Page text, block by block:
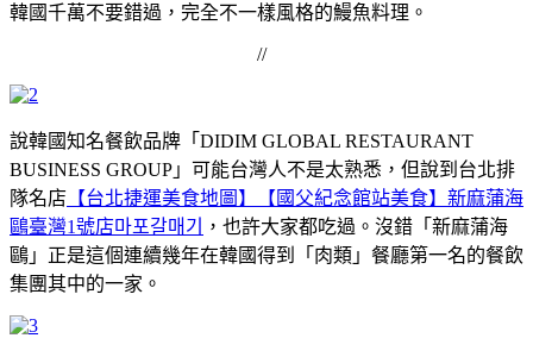
韓國千萬不要錯過，完全不一樣風格的鰻魚料理。
//
說韓國知名餐飲品牌「DIDIM GLOBAL RESTAURANT
BUSINESS GROUP」可能台灣人不是太熟悉，但說到台北排
隊名店 【台北捷運美食地圖】【國父紀念館站美食】新麻蒲海
鷗臺灣1號店마포갈매기
，也許大家都吃過。沒錯「新麻蒲海
鷗」正是這個連續幾年在韓國得到「肉類」餐廳第一名的餐飲
集團其中的一家。